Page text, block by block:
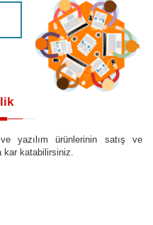
yazılım ürünlerinin satış ve
kar katabilirsiniz.